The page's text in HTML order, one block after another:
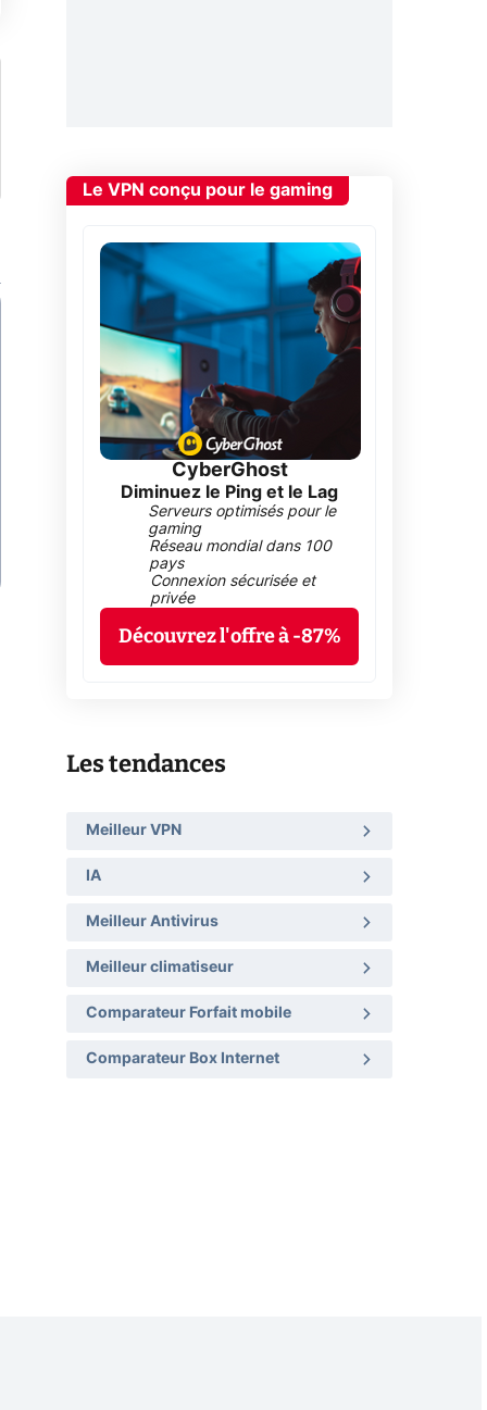
Le VPN conçu pour le gaming
CyberGhost
Diminuez le Ping et le Lag
Serveurs optimisés pour le
gaming
Réseau mondial dans 100
pays
Connexion sécurisée et
privée
Découvrez l'offre à -87%
Les tendances
Meilleur VPN
IA
Meilleur Antivirus
Meilleur climatiseur
Comparateur Forfait mobile
Comparateur Box Internet